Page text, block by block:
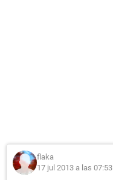
flaka
17 jul 2013 a las 07:53